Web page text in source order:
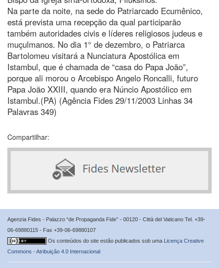
Na parte da noite, na sede do Patriarcado Ecumênico,
está prevista uma recepção da qual participarão
também autoridades civis e líderes religiosos judeus e
muçulmanos. No dia 1° de dezembro, o Patriarca
Bartolomeu visitará a Nunciatura Apostólica em
Istambul, que é chamada de “casa do Papa João”,
porque ali morou o Arcebispo Angelo Roncalli, futuro
Papa João XXIII, quando era Núncio Apostólico em
Istambul.(PA) (Agência Fides 29/11/2003 Linhas 34
Palavras 349)
Compartilhar:
Agenzia Fides - Palazzo “de Propaganda Fide” - 00120 - Città del Vaticano Tel. +39-
06-69880115 - Fax +39-06-69880107
Os conteúdos do site estão publicados sob uma Licença Creative
Commons - Atribuição 4.0 Internacional